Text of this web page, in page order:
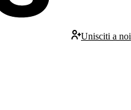
Unisciti a noi